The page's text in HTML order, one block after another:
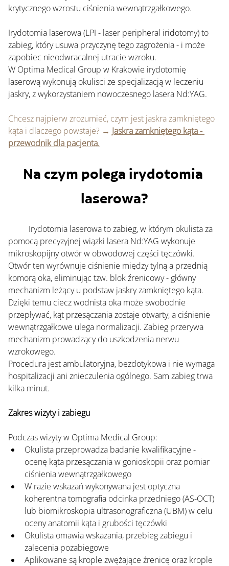
krytycznego wzrostu ciśnienia wewnątrzgałkowego.
Irydotomia laserowa (LPI - laser peripheral iridotomy) to
zabieg, który usuwa przyczynę tego zagrożenia - i może
zapobiec nieodwracalnej utracie wzroku.
W Optima Medical Group w Krakowie irydotomię
laserową wykonują okulisci ze specjalizacją w leczeniu
jaskry, z wykorzystaniem nowoczesnego lasera Nd:YAG.
Chcesz najpierw zrozumieć, czym jest jaskra zamkniętego
kąta i dlaczego powstaje? → Jaskra zamkniętego kąta -
przewodnik dla pacjenta.
Na czym polega irydotomia
laserowa?
pomocą precyzyjnej wiązki lasera Nd:YAG wykonuje
mikroskopijny otwór w obwodowej części tęczówki.
Otwór ten wyrównuje ciśnienie między tylną a przednią
komorą oka, eliminując tzw. blok źrenicowy - główny
mechanizm leżący u podstaw jaskry zamkniętego kąta.
Dzięki temu ciecz wodnista oka może swobodnie
przepływać, kąt przesączania zostaje otwarty, a ciśnienie
wewnątrzgałkowe ulega normalizacji. Zabieg przerywa
mechanizm prowadzący do uszkodzenia nerwu
wzrokowego.
Procedura jest ambulatoryjna, bezdotykowa i nie wymaga
hospitalizacji ani znieczulenia ogólnego. Sam zabieg trwa
kilka minut.
Zakres wizyty i zabiegu
Podczas wizyty w Optima Medical Group:
Okulista przeprowadza badanie kwalifikacyjne -
ocenę kąta przesączania w gonioskopii oraz pomiar
ciśnienia wewnątrzgałkowego
W razie wskazań wykonywana jest optyczna
koherentna tomografia odcinka przedniego (AS-OCT)
lub biomikroskopia ultrasonograficzna (UBM) w celu
oceny anatomii kąta i grubości tęczówki
Okulista omawia wskazania, przebieg zabiegu i
zalecenia pozabiegowe
Aplikowane są krople zwężające źrenicę oraz krople